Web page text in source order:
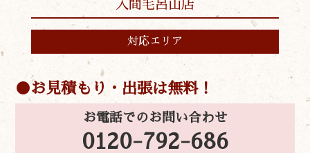
入間毛呂山店
対応エリア
お見積もり・出張は無料！
お電話でのお問い合わせ
0120-792-686